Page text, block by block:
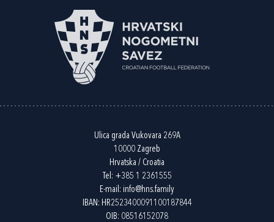
Ulica grada Vukovara 269A
10000 Zagreb
Hrvatska / Croatia
Tel: +385 1 2361555
E-mail: info@hns.family
IBAN: HR2523400091100187844
OIB: 08516152078